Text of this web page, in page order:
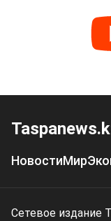
НовостиМир
Сетевое издание